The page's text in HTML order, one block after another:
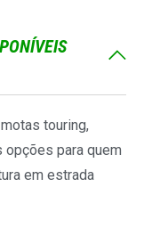
touring,
para quem
em estrada